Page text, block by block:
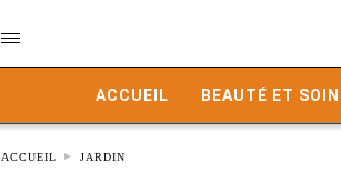
ACCUEIL BEAUTÉ ET SOIN
ACCUEIL JARDIN